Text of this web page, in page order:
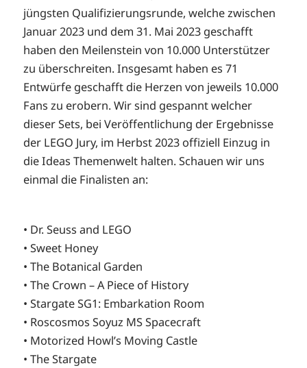
jüngsten Qualifizierungsrunde, welche zwischen
Januar 2023 und dem 31. Mai 2023 geschafft
haben den Meilenstein von 10.000 Unterstützer
zu überschreiten. Insgesamt haben es 71
Entwürfe geschafft die Herzen von jeweils 10.000
Fans zu erobern. Wir sind gespannt welcher
dieser Sets, bei Veröffentlichung der Ergebnisse
der LEGO Jury, im Herbst 2023 offiziell Einzug in
die Ideas Themenwelt halten. Schauen wir uns
einmal die Finalisten an:
• Dr. Seuss and LEGO
• Sweet Honey
• The Botanical Garden
• The Crown – A Piece of History
• Stargate SG1: Embarkation Room
• Roscosmos Soyuz MS Spacecraft
• Motorized Howl’s Moving Castle
• The Stargate